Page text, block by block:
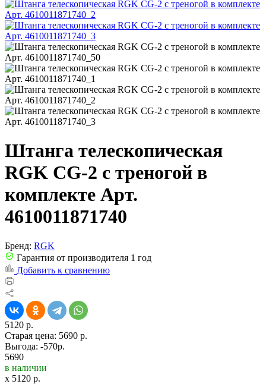
Штанга телескопическая
RGK CG-2 с треногой в
комплекте Арт.
4610011871740
Бренд: RGK
Гарантия от производителя 1 год
Добавить к сравнению
5120 р.
Старая цена: 5690 р.
Выгода: -570р.
5690
в наличии
x 5120 р.